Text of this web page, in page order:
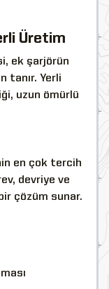
Üretim
ek şarjörün
tanır. Yerli
uzun ömürlü
en çok tercih
devriye ve
çözüm sunar.